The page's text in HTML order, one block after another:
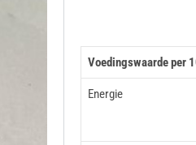
Voedingswaarde per
Energie